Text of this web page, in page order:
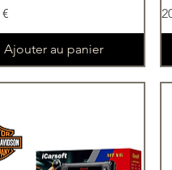
Ajouter au panier